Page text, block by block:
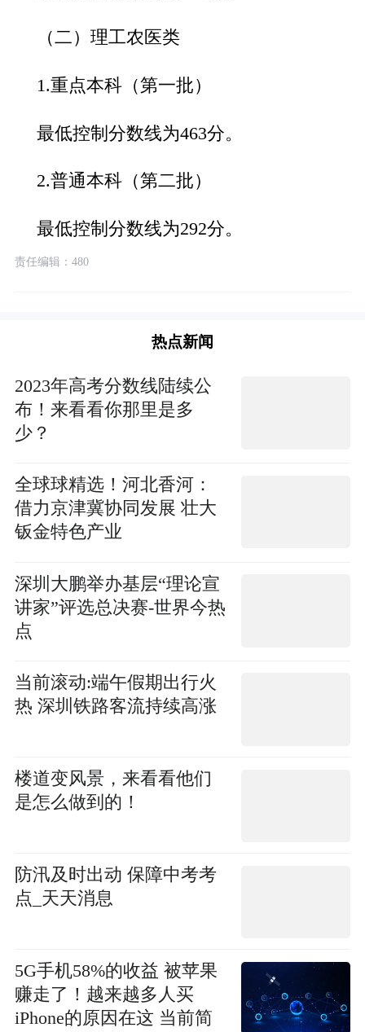
（二）理工农医类
1.重点本科（第一批）
最低控制分数线为463分。
2.普通本科（第二批）
最低控制分数线为292分。
责任编辑：480
热点新闻
2023年高考分数线陆续公
布！来看看你那里是多
少？
全球球精选！河北香河：
借力京津冀协同发展 壮大
钣金特色产业
深圳大鹏举办基层“理论宣
讲家”评选总决赛-世界今热
点
当前滚动:端午假期出行火
热 深圳铁路客流持续高涨
楼道变风景，来看看他们
是怎么做到的！
防汛及时出动 保障中考考
点_天天消息
5G手机58%的收益 被苹果
赚走了！越来越多人买
iPhone的原因在这 当前简